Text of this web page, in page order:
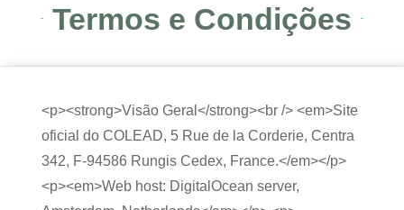
Termos e Condições
<p><strong>Visão Geral</strong><br /> <em>Site
oficial do COLEAD, 5 Rue de la Corderie, Centra
342, F-94586 Rungis Cedex, France.</em></p>
<p><em>Web host: DigitalOcean server,